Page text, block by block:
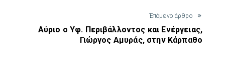
Έπόμενο άρθρο
Αύριο ο Υφ. Περιβάλλοντος και Ενέργειας,
Γιώργος Αμυράς, στην Κάρπαθο